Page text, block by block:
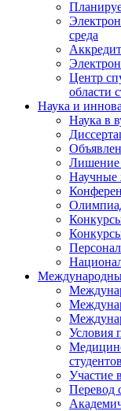
среда
Центр
области
Наука и
Наука в
Лишение
Научные
Условия
студентов
Участие
Перевод